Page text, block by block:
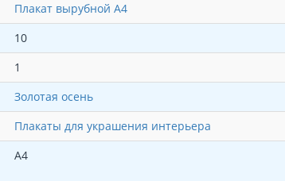
Плакат вырубной А4
10
1
Золотая осень
Плакаты для украшения интерьера
А4